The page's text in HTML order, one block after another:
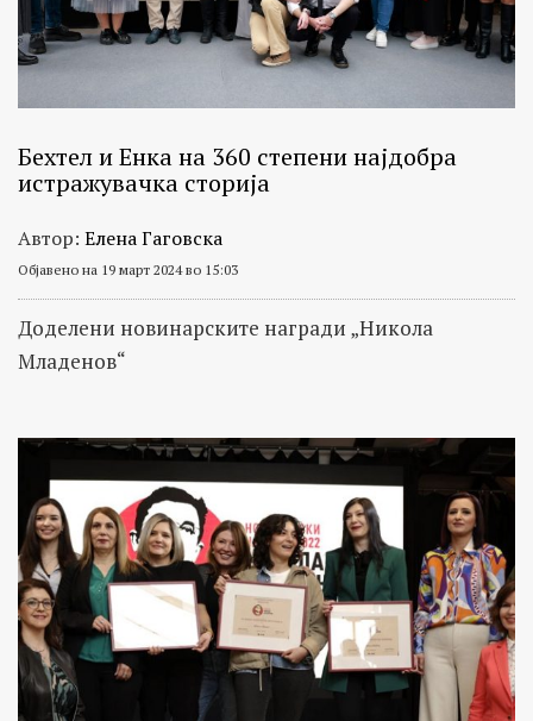
Бехтел и Енка на 360 степени најдобра
истражувачка сторија
Автор: Елена Гаговска
Објавено на 19 март 2024 во 15:03
Доделени новинарските награди „Никола
Младенов“